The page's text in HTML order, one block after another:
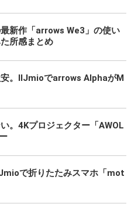
新作「arrows We3」の使い
所感まとめ
。IIJmioでarrows AlphaがM
。4Kプロジェクター「AWOL
で折りたたみスマホ「mot